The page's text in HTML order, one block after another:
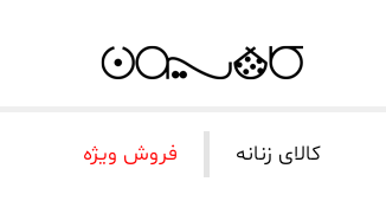
کالای زنانه فروش ویژه